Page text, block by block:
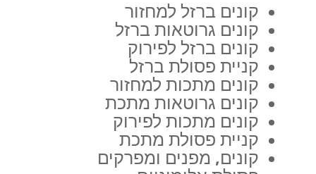
קונים ברזל למחזור
קונים גרוטאות ברזל
קונים ברזל לפירוק
קניית פסולת ברזל
קונים מתכות למחזור
קונים גרוטאות מתכת
קונים מתכות לפירוק
קניית פסולת מתכת
קונים, מפנים ומפרקים